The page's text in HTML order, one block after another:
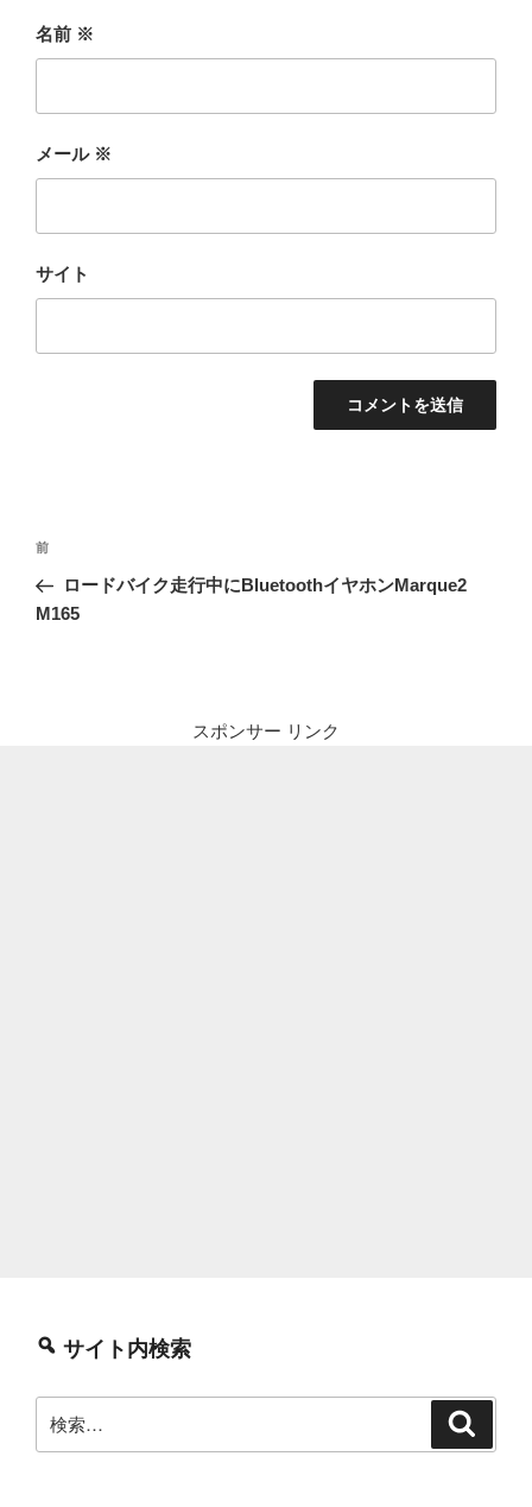
名前 ※
メール ※
サイト
投
ナ
前
の
投
前
ロードバイク走行中にBluetoothイヤホンMarque2
M165
スポンサー リンク
サイト内検索
索: